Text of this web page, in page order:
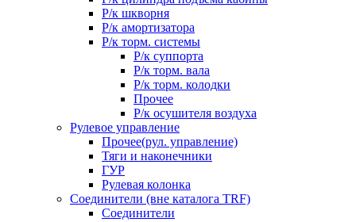
Р/к шкворня
Р/к амортизатора
Р/к торм. системы
Р/к суппорта
Р/к торм. вала
Р/к торм. колодки
Прочее
Р/к осушителя воздуха
Рулевое управление
Прочее(рул. управление)
Тяги и наконечники
ГУР
Рулевая колонка
Соединители (вне каталога TRF)
Соединители